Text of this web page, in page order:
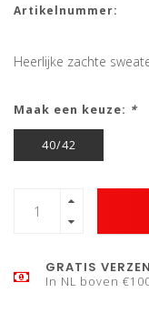
Artikelnummer:
Heerlijke zachte
Maak een keuze: *
40/42
GRATIS
In NL boven